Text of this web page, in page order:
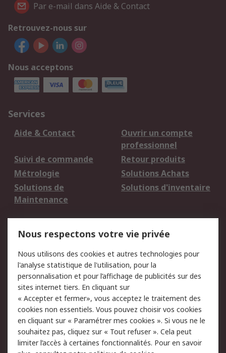
Par e-mail dans Aide & Contact
Retrouvez-nous sur
Nous acceptons
Services
Aide & Contact
Ouvrir un compte
professionnel
Suivi de commande
Retour produits
Métrologie
Solutions Achats
Solutions de
Maintenance
Solutions d'inventaire
du site
Politique de protection
des données - Mise à
jour
Sécurité des E-mails
Conditions générales
de vente
Politique anti-
corruption
Campagnes marketing
Nous respectons votre vie privée
Nous utilisons des cookies et autres technologies pour
l'analyse statistique de l'utilisation, pour la
personnalisation et pour l’affichage de publicités sur des
sites internet tiers. En cliquant sur
« Accepter et fermer», vous acceptez le traitement des
cookies non essentiels. Vous pouvez choisir vos cookies
en cliquant sur « Paramétrer mes cookies ». Si vous ne le
souhaitez pas, cliquez sur « Tout refuser ». Cela peut
limiter l’accès à certaines fonctionnalités. Pour en savoir